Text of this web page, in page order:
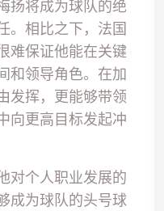
扬将成为球队的绝
。相比之下，法国
难保证他能在关键
和领导角色。在加
发挥，更能够带领
向更高目标发起冲
对个人职业发展的
成为球队的头号球